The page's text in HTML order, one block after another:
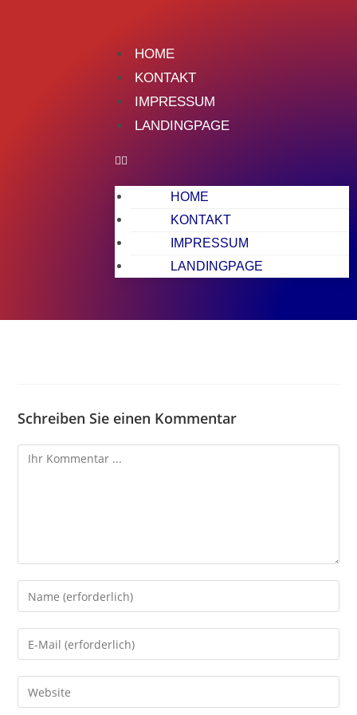
HOME
KONTAKT
IMPRESSUM
LANDINGPAGE
HOME
KONTAKT
IMPRESSUM
LANDINGPAGE
Schreiben Sie einen Kommentar